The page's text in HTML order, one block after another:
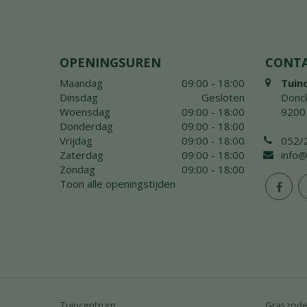
OPENINGSUREN
Maandag
09:00 - 18:00
Dinsdag
Gesloten
Woensdag
09:00 - 18:00
Donderdag
09:00 - 18:00
Vrijdag
09:00 - 18:00
Zaterdag
09:00 - 18:00
Zondag
09:00 - 18:00
Toon alle openingstijden
052/